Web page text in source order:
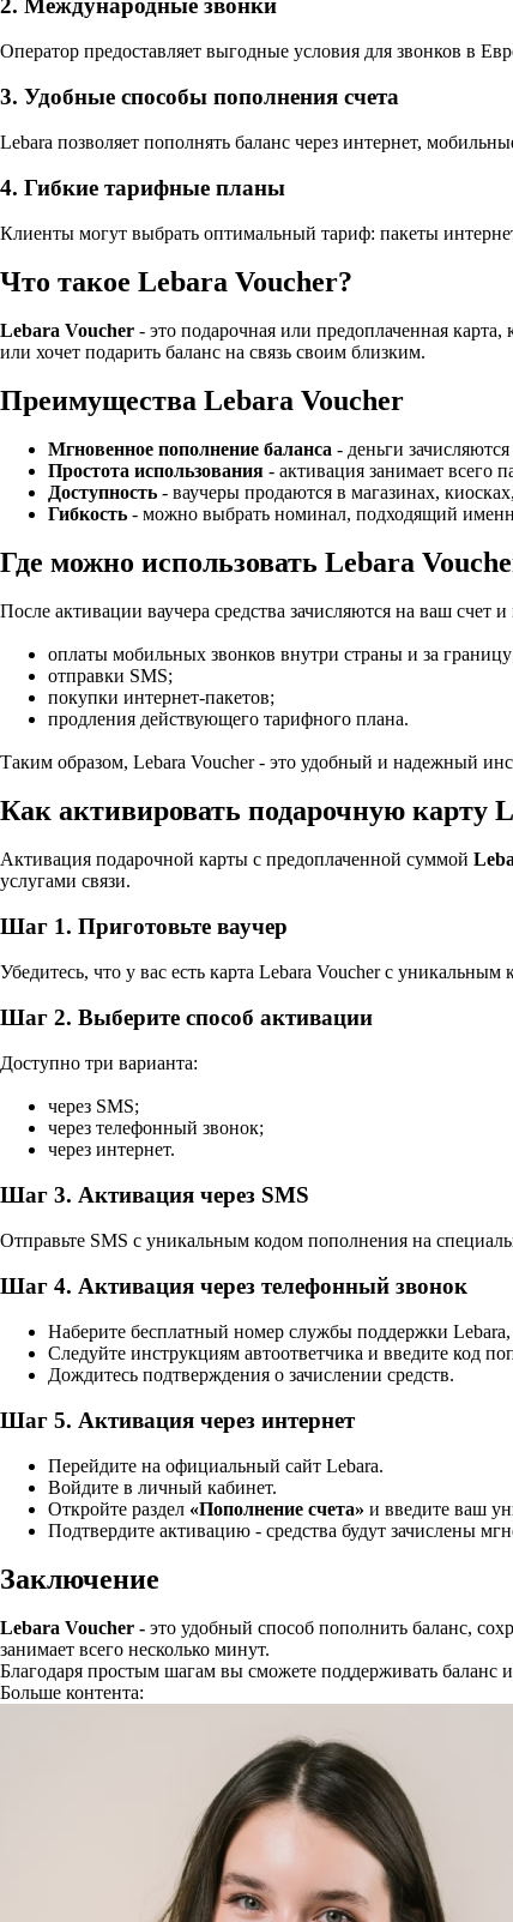
2. Международные звонки
Оператор предоставляет выгодные условия для звонков в
3. Удобные способы пополнения счета
Lebara позволяет пополнять баланс через интернет,
4. Гибкие тарифные планы
Клиенты могут выбрать оптимальный тариф: пакеты
Что такое Lebara Voucher?
Lebara Voucher - это подарочная или предоплаченная
или хочет подарить баланс на связь своим близким.
Преимущества Lebara Voucher
Мгновенное пополнение баланса - деньги
Простота использования - активация занимает всего
Доступность - ваучеры продаются в магазинах,
Гибкость - можно выбрать номинал, подходящий
Где можно использовать Lebara
После активации ваучера средства зачисляются на ваш счет
оплаты мобильных звонков внутри страны и за
отправки SMS;
покупки интернет-пакетов;
продления действующего тарифного плана.
Таким образом, Lebara Voucher - это удобный и надежный
Как активировать подарочную карту
Активация подарочной карты с предоплаченной суммой
услугами связи.
Шаг 1. Приготовьте ваучер
Убедитесь, что у вас есть карта Lebara Voucher с уникальным
Шаг 2. Выберите способ активации
Доступно три варианта:
через SMS;
через телефонный звонок;
через интернет.
Шаг 3. Активация через SMS
Отправьте SMS с уникальным кодом пополнения на
Шаг 4. Активация через телефонный звонок
Наберите бесплатный номер службы поддержки Lebara,
Следуйте инструкциям автоответчика и введите код
Дождитесь подтверждения о зачислении средств.
Шаг 5. Активация через интернет
Перейдите на официальный сайт Lebara.
Войдите в личный кабинет.
Откройте раздел «Пополнение счета» и введите ваш
Подтвердите активацию - средства будут зачислены
Заключение
Lebara Voucher - это удобный способ пополнить баланс,
занимает всего несколько минут.
Благодаря простым шагам вы сможете поддерживать баланс
Больше контента: